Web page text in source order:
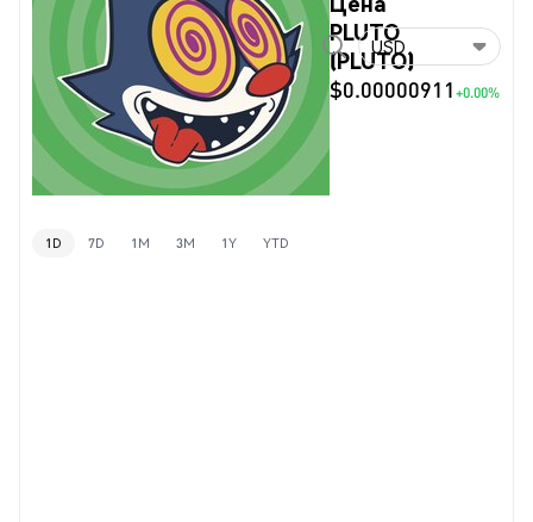
PLUTO
(PLUTO)
$0.00000911 +0.00%
USD
1D 7D 1M 3M 1Y YTD